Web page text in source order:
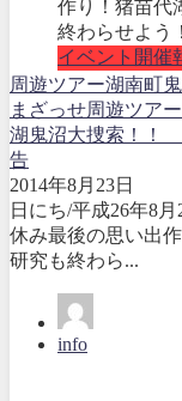
イベント開催
周遊ツアー湖南町
まざっせ周遊ツア
湖鬼沼大捜索！！
告
2014年8月23日
日にち/平成26年8
休み最後の思い出
研究も終わら...
info